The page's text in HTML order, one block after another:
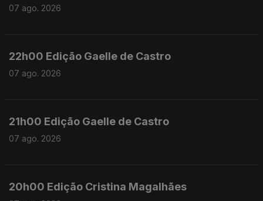
07 ago. 2026
22h00 Edição Gaelle de Castro
07 ago. 2026
21h00 Edição Gaelle de Castro
07 ago. 2026
20h00 Edição Cristina Magalhães